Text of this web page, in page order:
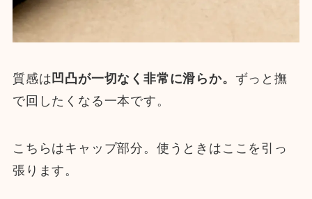
質感は 凹凸が一切なく非常に滑らか。 ずっと撫
で回したくなる一本です。
こちらはキャップ部分。使うときはここを引っ
張ります。